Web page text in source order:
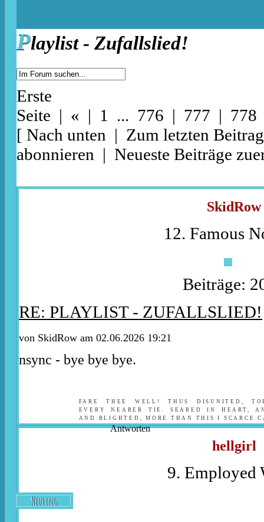
Playlist - Zufallslied!
Erste
Seite | « | 1 ... 776 | 777 |
[ Nach unten | Zum letzten Beitrag
abonnieren | Neueste Beiträge
SkidRow
12. Famous
Beiträge:
RE: PLAYLIST - ZUFALLSLIED!
von SkidRow am 02.06.2026 19:21
nsync - bye bye bye.
FARE THEE WELL! THUS DISUNITED,
EVERY NEARER TIE. SEARED IN HEART,
AND BLIGHTED, MORE THAN THIS I SCARCE
Antworten
hellgirl
9. Employed
Neuling